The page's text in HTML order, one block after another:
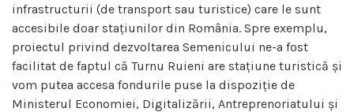
infrastructurii (de transport sau turistice) care le sunt
accesibile doar stațiunilor din România. Spre exemplu,
proiectul privind dezvoltarea Semenicului ne-a fost
facilitat de faptul că Turnu Ruieni are stațiune turistică și
vom putea accesa fondurile puse la dispoziție de
Ministerul Economiei, Digitalizării, Antreprenoriatului și